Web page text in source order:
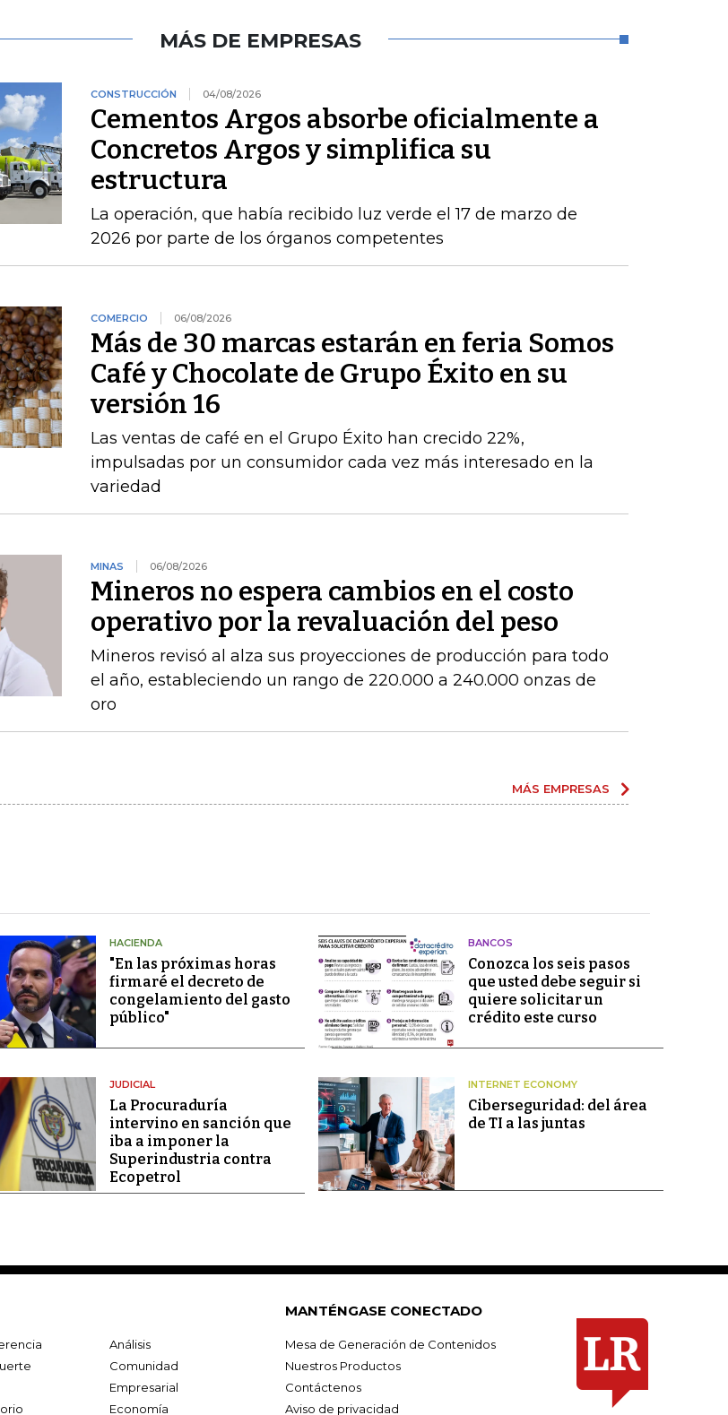
MÁS DE EMPRESAS
CONSTRUCCIÓN 04/08/2026
Cementos Argos absorbe oficialmente a
Concretos Argos y simplifica su
estructura
La operación, que había recibido luz verde el 17 de marzo de
2026 por parte de los órganos competentes
COMERCIO 06/08/2026
Más de 30 marcas estarán en feria Somos
Café y Chocolate de Grupo Éxito en su
versión 16
Las ventas de café en el Grupo Éxito han crecido 22%,
impulsadas por un consumidor cada vez más interesado en la
variedad
MINAS 06/08/2026
Mineros no espera cambios en el costo
operativo por la revaluación del peso
Mineros revisó al alza sus proyecciones de producción para todo
el año, estableciendo un rango de 220.000 a 240.000 onzas de
oro
MÁS EMPRESAS
HACIENDA
"En las próximas horas
firmaré el decreto de
congelamiento del gasto
público"
BANCOS
Conozca los seis pasos
que usted debe seguir si
quiere solicitar un
crédito este curso
JUDICIAL
La Procuraduría
intervino en sanción que
iba a imponer la
Superindustria contra
Ecopetrol
INTERNET ECONOMY
Ciberseguridad: del área
de TI a las juntas
Análisis
Comunidad
Empresarial
Economía
MANTÉNGASE CONECTADO
Mesa de Generación de Contenidos
Nuestros Productos
Contáctenos
Aviso de privacidad